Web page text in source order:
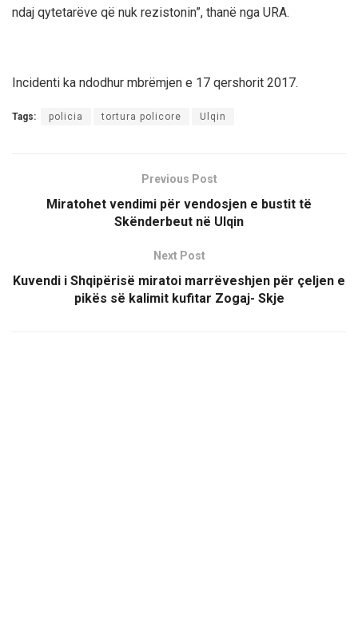
ndaj qytetarëve që nuk rezistonin”, thanë nga URA.
Incidenti ka ndodhur mbrëmjen e 17 qershorit 2017.
Tags: policia tortura policore Ulqin
Previous Post
Miratohet vendimi për vendosjen e bustit të
Skënderbeut në Ulqin
Next Post
Kuvendi i Shqipërisë miratoi marrëveshjen për çeljen e
pikës së kalimit kufitar Zogaj- Skje